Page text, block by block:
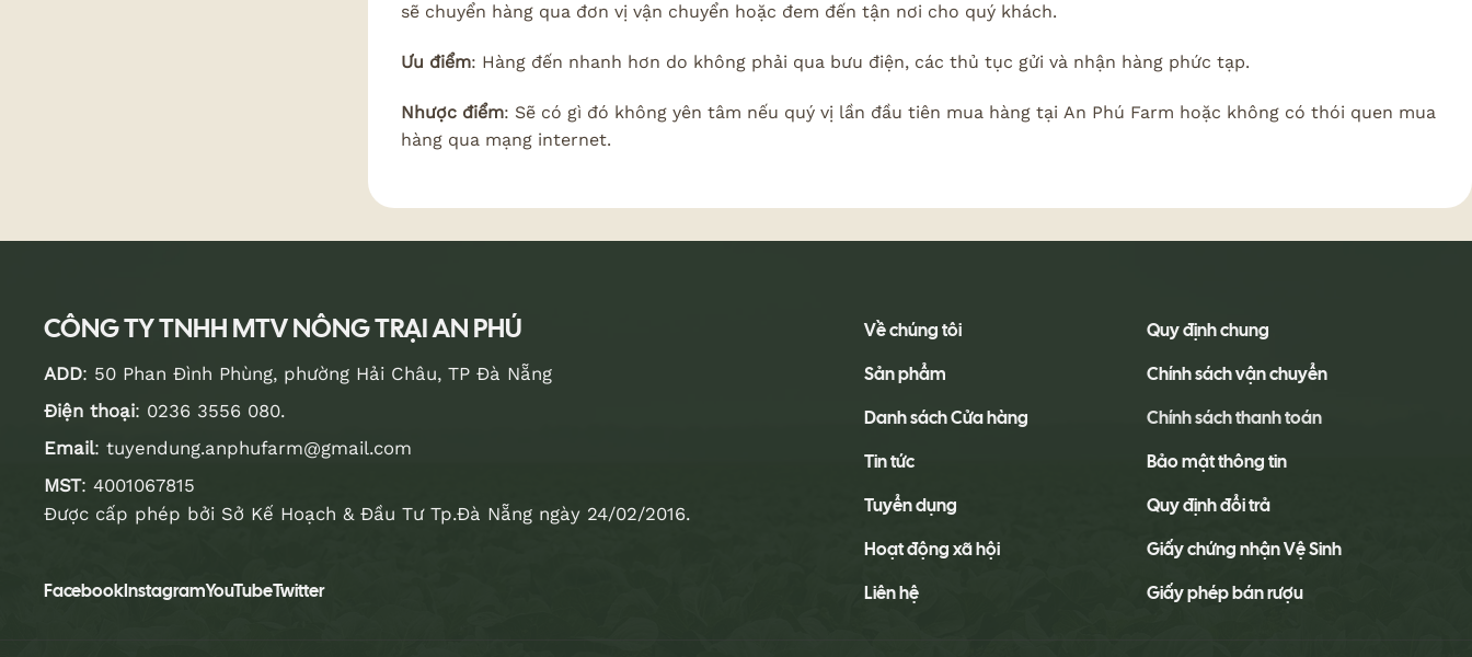
sẽ chuyển hàng qua đơn vị vận chuyển hoặc đem đến tận nơi cho quý khách.
Ưu điểm: Hàng đến nhanh hơn do không phải qua bưu điện, các thủ tục gửi và nhận hàng phức tạp.
Nhược điểm: Sẽ có gì đó không yên tâm nếu quý vị lần đầu tiên mua hàng tại An Phú Farm hoặc không có thói quen mua
hàng qua mạng internet.
CÔNG TY TNHH MTV NÔNG TRẠI AN PHÚ
ADD: 50 Phan Đình Phùng, phường Hải Châu, TP Đà Nẵng
Điện thoại: 0236 3556 080.
Email: tuyendung.anphufarm@gmail.com
MST: 4001067815
Được cấp phép bởi Sở Kế Hoạch & Đầu Tư Tp.Đà Nẵng ngày 24/02/2016.
FacebookInstagramYouTubeTwitter
Về chúng tôi
Sản phẩm
Danh sách Cửa hàng
Tin tức
Tuyển dụng
Hoạt động xã hội
Liên hệ
Quy định chung
Chính sách vận chuyển
Chính sách thanh toán
Bảo mật thông tin
Quy định đổi trả
Giấy chứng nhận Vệ Sinh
Giấy phép bán rượu